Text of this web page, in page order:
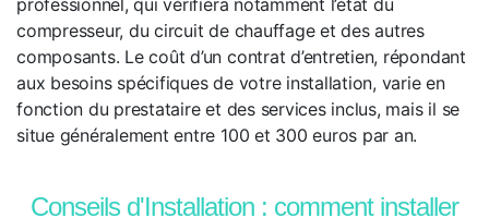
compresseur, du circuit de chauffage et des autres
composants. Le coût d’un contrat d’entretien, répondant
aux besoins spécifiques de votre installation, varie en
fonction du prestataire et des services inclus, mais il se
situe généralement entre 100 et 300 euros par an.
Conseils d'Installation : comment installer